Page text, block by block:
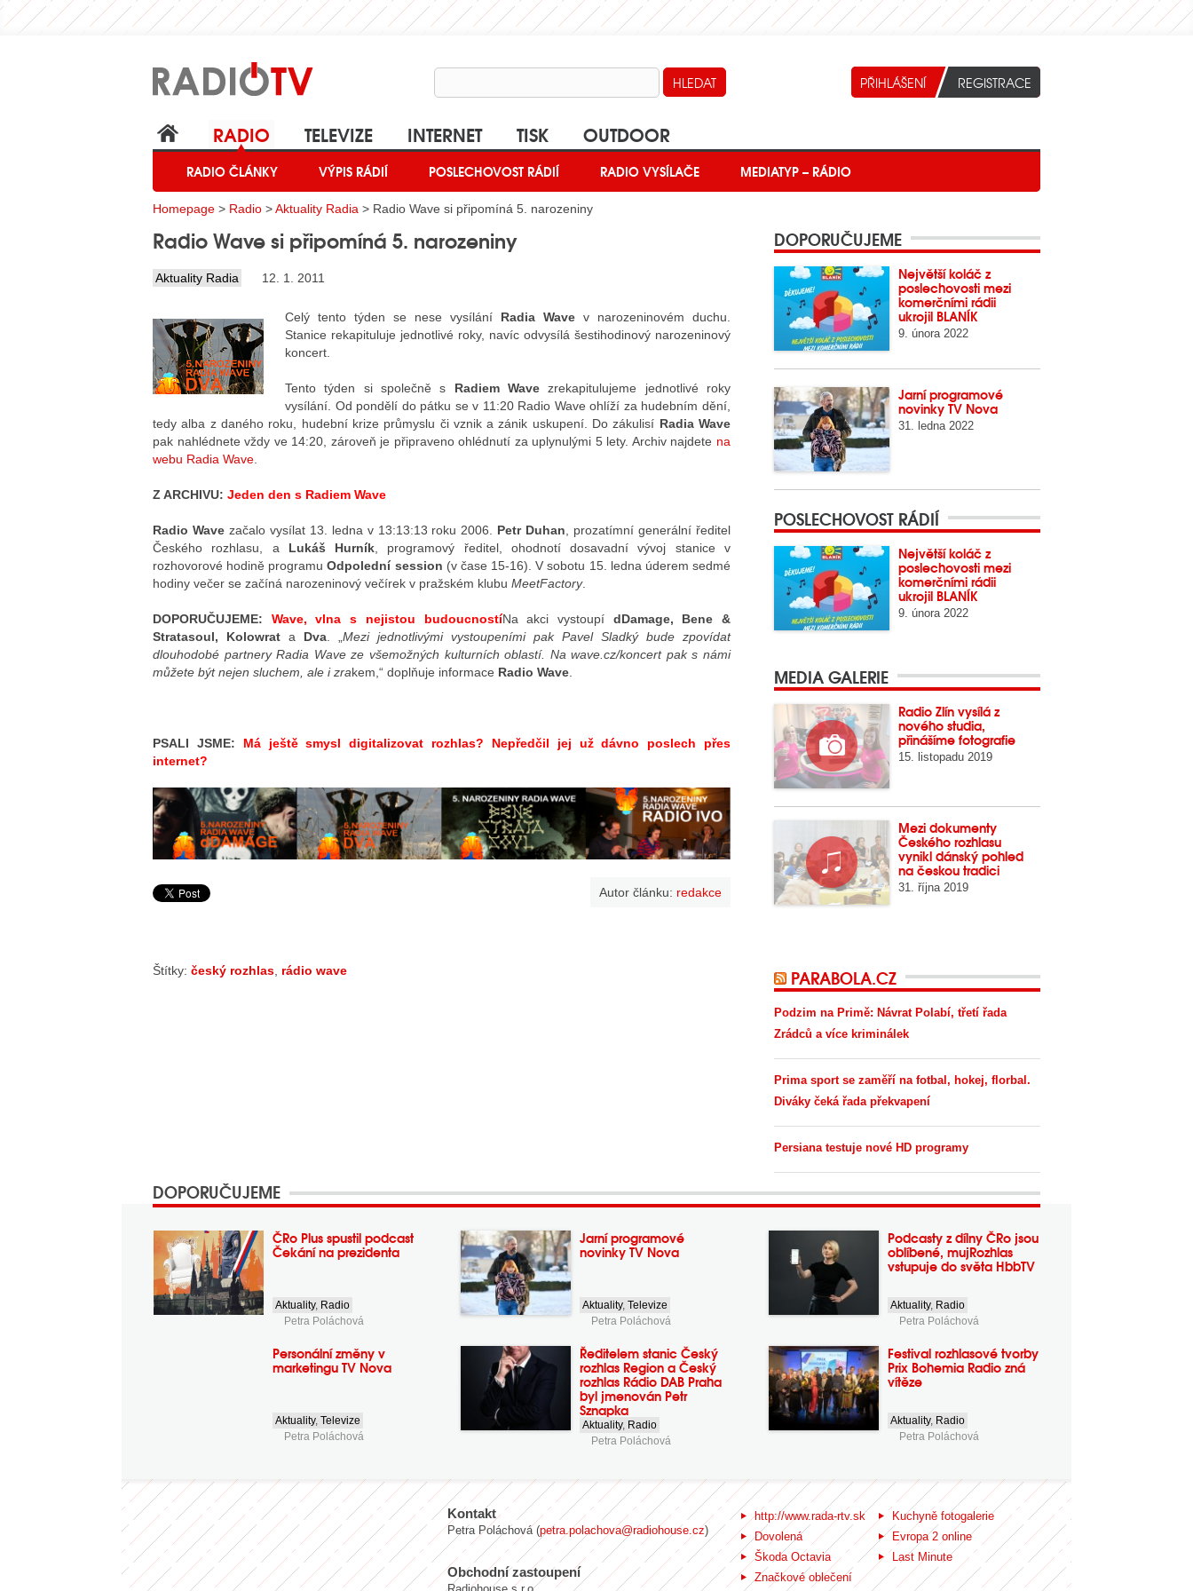
RADIO
RADIO ČLÁNKY VÝPIS RÁDIÍ POSLECHOVOST RÁDIÍ RADIO VYSÍLAČE MEDIATYP – RÁDIO
TELEVIZE INTERNET TISK OUTDOOR
Homepage > Radio >Aktuality Radia > Radio Wave si připomíná 5. narozeniny
Radio Wave si připomíná 5. narozeniny
Aktuality Radia 12. 1. 2011
Celý tento týden se nese vysílání Radia Wave v narozeninovém duchu.
Stanice rekapituluje jednotlivé roky, navíc odvysílá šestihodinový narozeninový
koncert.
Tento týden si společně s Radiem Wave zrekapitulujeme jednotlivé roky
vysílání. Od pondělí do pátku se v 11:20 Radio Wave ohlíží za hudebním dění,
tedy alba z daného roku, hudební krize průmyslu či vznik a zánik uskupení. Do zákulisí Radia Wave
pak nahlédnete vždy ve 14:20, zároveň je připraveno ohlédnutí za uplynulými 5 lety. Archiv najdete na
webu Radia Wave
Z ARCHIVU: Jeden den s Radiem Wave
Radio Wavezačalo vysílat 13. ledna v 13:13:13 roku 2006. Petr Duhan , prozatímní generální ředitel
Českého rozhlasu, a Lukáš Hurník , programový ředitel, ohodnotí dosavadní vývoj stanice v
rozhovorové hodině programuOdpolední session (v čase 15-16). V sobotu 15. ledna úderem sedmé
hodiny večer se začíná narozeninový večírek v pražském klubu MeetFactory.
DOPORUČUJEME: Wave, vlna s nejistou budoucnostíNa akci vystoupí dDamage, Bene &
Stratasoul, Kolowrat a Dva . „Mezi jednotlivými vystoupeními pak Pavel Sladký bude zpovídat
dlouhodobé partnery Radia Wave ze všemožných kulturních oblastí. Na wave.cz/koncert pak s námi
můžete být nejen sluchem, ale i zrakem,“ doplňuje informace Radio Wave
PSALI JSME:
Má ještě smysl digitalizovat rozhlas? Nepředčil jej už dávno poslech přes
internet?
Autor článku: redakce
Štítky: český rozhlas rádio wave
DOPORUČUJEME
Největší koláč z
poslechovosti mezi
komerčními rádii
ukrojil BLANÍK
9. února 2022
Jarní programové
novinky TV Nova
31. ledna 2022
POSLECHOVOST RÁDIÍ
Největší koláč z
poslechovosti mezi
komerčními rádii
ukrojil BLANÍK
9. února 2022
MEDIA GALERIE
Radio Zlín vysílá z
nového studia,
přinášíme fotografie
15. listopadu 2019
Mezi dokumenty
Českého rozhlasu
vynikl dánský pohled
na českou tradici
31. října 2019
PARABOLA.CZ
Podzim na Primě: Návrat Polabí, třetí řada
Zrádců a více kriminálek
Prima sport se zaměří na fotbal, hokej, florbal.
Diváky čeká řada překvapení
Persiana testuje nové HD programy
DOPORUČUJEME
ČRo Plus spustil podcast
Čekání na prezidenta
Aktuality, Radio
Petra Poláchová
Jarní programové
novinky TV Nova
Aktuality,Televize
Petra Poláchová
Podcasty z dílny ČRo jsou
oblíbené, mujRozhlas
vstupuje do světa HbbTV
Aktuality, Radio
Petra Poláchová
Personální změny v
marketingu TV Nova
Aktuality,Televize
Petra Poláchová
Ředitelem stanic Český
rozhlas Region a Český
rozhlas Rádio DAB Praha
byl jmenován Petr
Sznapka
Aktuality, Radio
Petra Poláchová
Festival rozhlasové tvorby
Prix Bohemia Radio zná
vítěze
Aktuality, Radio
Petra Poláchová
Kontakt
Petra Poláchová (petra.polachova@radiohouse.cz)
Obchodní zastoupení
http://www.rada-rtv.sk
Kuchyně fotogalerie
Dovolená
Evropa 2 online
Škoda Octavia
Last Minute
Značkové oblečení